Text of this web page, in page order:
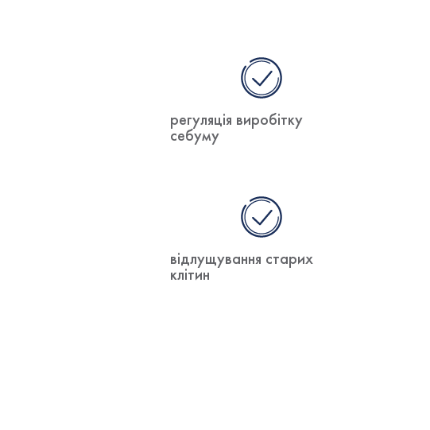
регуляція виробітку
себуму
відлущування старих
клітин